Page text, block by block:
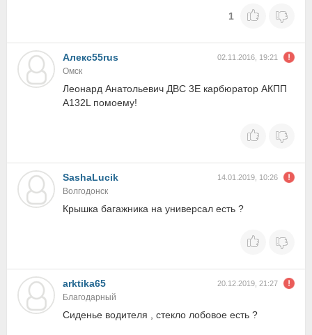
1
Алекс55rus 02.11.2016, 19:21
Омск
Леонард Анатольевич ДВС 3Е карбюратор АКПП
А132L помоему!
SashaLucik 14.01.2019, 10:26
Волгодонск
Крышка багажника на универсал есть ?
arktika65 20.12.2019, 21:27
Благодарный
Cиденье водителя , cтекло лобовое есть ?